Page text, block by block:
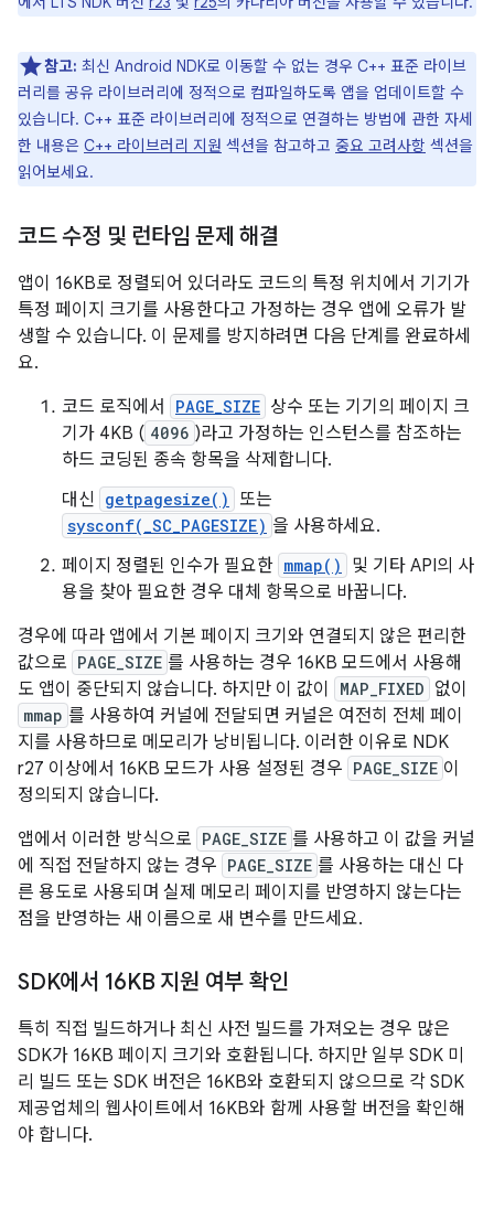
참고: 최신 Android NDK로 이동할 수 없는 경우 C++ 표준 라이브
러리를 공유 라이브러리에 정적으로 컴파일하도록 앱을 업데이트할 수
있습니다. C++ 표준 라이브러리에 정적으로 연결하는 방법에 관한 자세
한 내용은 C++ 라이브러리 지원 섹션을 참고하고 중요 고려사항 섹션을
읽어보세요.
코드 수정 및 런타임 문제 해결
앱이 16KB로 정렬되어 있더라도 코드의 특정 위치에서 기기가
특정 페이지 크기를 사용한다고 가정하는 경우 앱에 오류가 발
생할 수 있습니다. 이 문제를 방지하려면 다음 단계를 완료하세
요.
코드 로직에서
PAGE_SIZE 상수 또는 기기의 페이지 크
기가 4KB ( 4096 )라고 가정하는 인스턴스를 참조하는
하드 코딩된 종속 항목을 삭제합니다.
대신
getpagesize() 또는
sysconf(_SC_PAGESIZE) 을 사용하세요.
페이지 정렬된 인수가 필요한 mmap()
및 기타 API의 사
용을 찾아 필요한 경우 대체 항목으로 바꿉니다.
경우에 따라 앱에서 기본 페이지 크기와 연결되지 않은 편리한
값으로 PAGE_SIZE 를 사용하는 경우 16KB 모드에서 사용해
도 앱이 중단되지 않습니다. 하지만 이 값이
MAP_FIXED 없이
mmap 를 사용하여 커널에 전달되면 커널은 여전히 전체 페이
지를 사용하므로 메모리가 낭비됩니다. 이러한 이유로 NDK
r27 이상에서 16KB 모드가 사용 설정된 경우 PAGE_SIZE 이
정의되지 않습니다.
앱에서 이러한 방식으로 PAGE_SIZE 를 사용하고 이 값을 커널
에 직접 전달하지 않는 경우 PAGE_SIZE 를 사용하는 대신 다
른 용도로 사용되며 실제 메모리 페이지를 반영하지 않는다는
점을 반영하는 새 이름으로 새 변수를 만드세요.
SDK에서 16KB 지원 여부 확인
특히 직접 빌드하거나 최신 사전 빌드를 가져오는 경우 많은
SDK가 16KB 페이지 크기와 호환됩니다. 하지만 일부 SDK 미
리 빌드 또는 SDK 버전은 16KB와 호환되지 않으므로 각 SDK
제공업체의 웹사이트에서 16KB와 함께 사용할 버전을 확인해
야 합니다.